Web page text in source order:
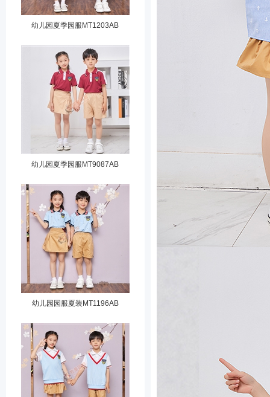
幼儿园夏季园服MT1203AB
幼儿园夏季园服MT9087AB
幼儿园园服夏装MT1196AB